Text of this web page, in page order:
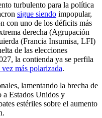
turbulento para la política
sigue siendo impopular,
con uno de los déficits más
derecha (Agrupación
(Francia Insumisa, LFI)
de las elecciones
la contienda ya se perfila
vez más polarizada.
lamentando la brecha de
a Estados Unidos y
estériles sobre el aumento